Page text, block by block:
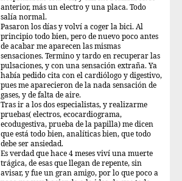
anterior, más un electro y una placa. Todo
salía normal.
Pasaron los días y volví a coger la bici. Al
principio todo bien, pero de nuevo poco antes
de acabar me aparecen las mismas
sensaciones. Termino y tardo en recuperar las
pulsaciones, y con una sensación extraña. Ya
había pedido cita con el cardiólogo y digestivo,
pues me aparecieron de la nada sensación de
gases, y de falta de aire.
Tras ir a los dos especialistas, y realizarme
pruebas( electros, ecocardiograma,
ecodugestiva, prueba de la papilla) me dicen
que está todo bien, analíticas bien, que todo
debe ser ansiedad.
Es verdad que hace 4 meses viví una muerte
trágica, de esas que llegan de repente, sin
avisar, y fue un gran amigo, por lo que poco a